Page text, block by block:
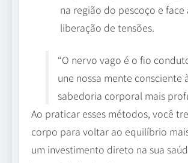
na região do pescoço e face
liberação de tensões.
“O nervo vago é o fio
une nossa mente consciente
sabedoria corporal mais
Ao praticar esses métodos, você
corpo para voltar ao equilíbrio
um investimento direto na sua